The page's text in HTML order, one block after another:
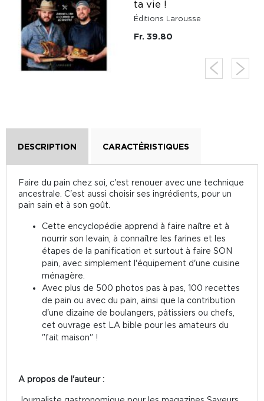
ta vie !
Éditions Larousse
Fr. 39.80
DESCRIPTION CARACTÉRISTIQUES
Faire du pain chez soi, c'est renouer avec une technique
ancestrale. C'est aussi choisir ses ingrédients, pour un
pain sain et à son goût.
Cette encyclopédie apprend à faire naître et à
nourrir son levain, à connaître les farines et les
étapes de la panification et surtout à faire SON
pain, avec simplement l'équipement d'une cuisine
ménagère.
Avec plus de 500 photos pas à pas, 100 recettes
de pain ou avec du pain, ainsi que la contribution
d'une dizaine de boulangers, pâtissiers ou chefs,
cet ouvrage est LA bible pour les amateurs du
"fait maison" !
A propos de l'auteur :